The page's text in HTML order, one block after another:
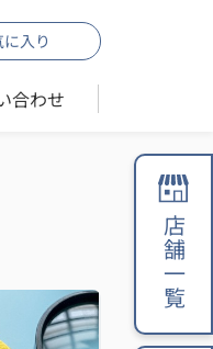
入り
合わせ
店舗一覧